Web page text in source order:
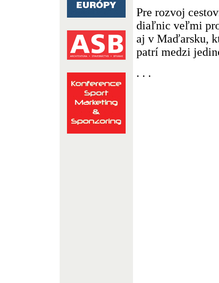
Pre rozvoj
diaľnic veľmi
aj v Maďarsku,
patrí medzi
. . .